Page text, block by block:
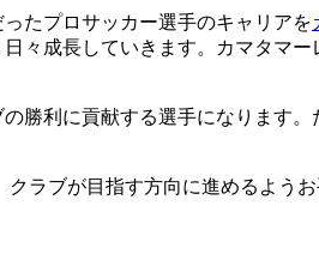
たプロサッカー選手のキャリアを
々成長していきます。カマタマ
勝利に貢献する選手になります
ラブが目指す方向に進めるよう